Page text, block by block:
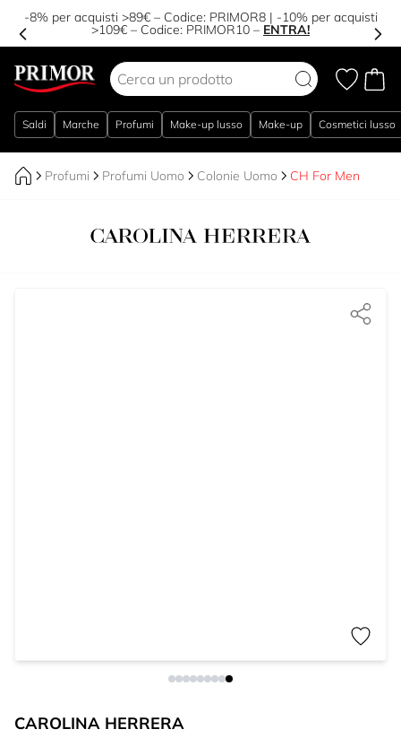
-8% per acquisti >89€ – Codice: PRIMOR8| -10% per acquisti
>109€ – Codice: PRIMOR10 – ENTRA!
Saldi Marche Profumi Make-up lusso Make-up Cosmetici lusso
Profumi Profumi Uomo Colonie Uomo CH For Men
CAROLINA HERRERA